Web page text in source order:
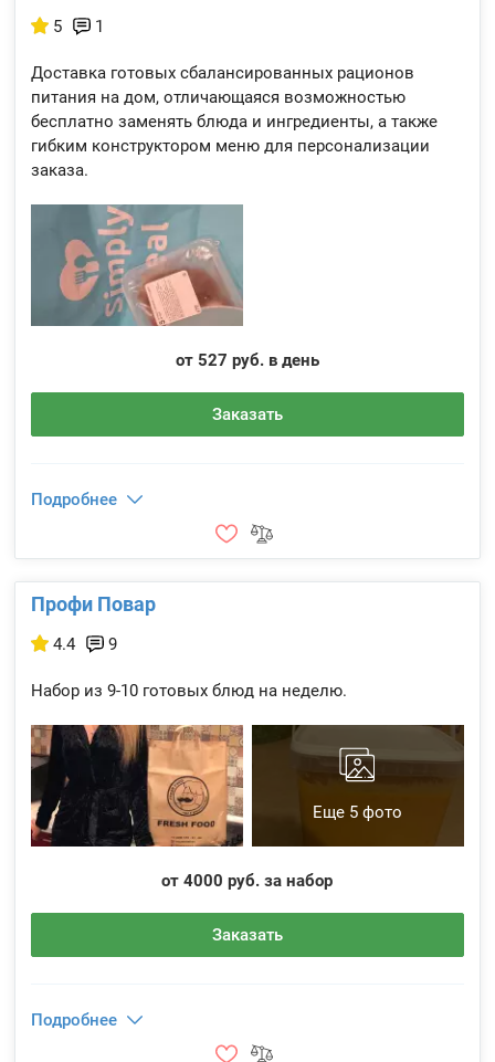
5 1
Доставка готовых сбалансированных рационов
питания на дом, отличающаяся возможностью
бесплатно заменять блюда и ингредиенты, а также
гибким конструктором меню для персонализации
заказа.
от 527 руб. в день
Заказать
Подробнее
Профи Повар
4.4 9
Набор из 9-10 готовых блюд на неделю.
Еще 5 фото
от 4000 руб. за набор
Заказать
Подробнее